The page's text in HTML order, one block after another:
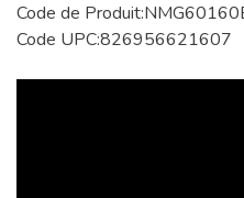
Code de
Code UPC:826956621607